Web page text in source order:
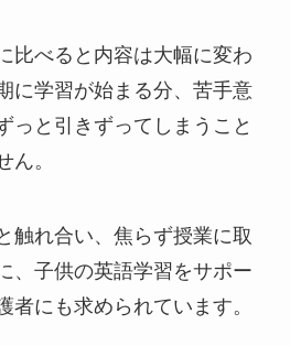
比べると内容は大幅に変わ
に学習が始まる分、 苦手意
っと引きずってしまうこと
ん。
触れ合い、焦らず授業に取
、子供の英語学習をサポー
者にも求められています。